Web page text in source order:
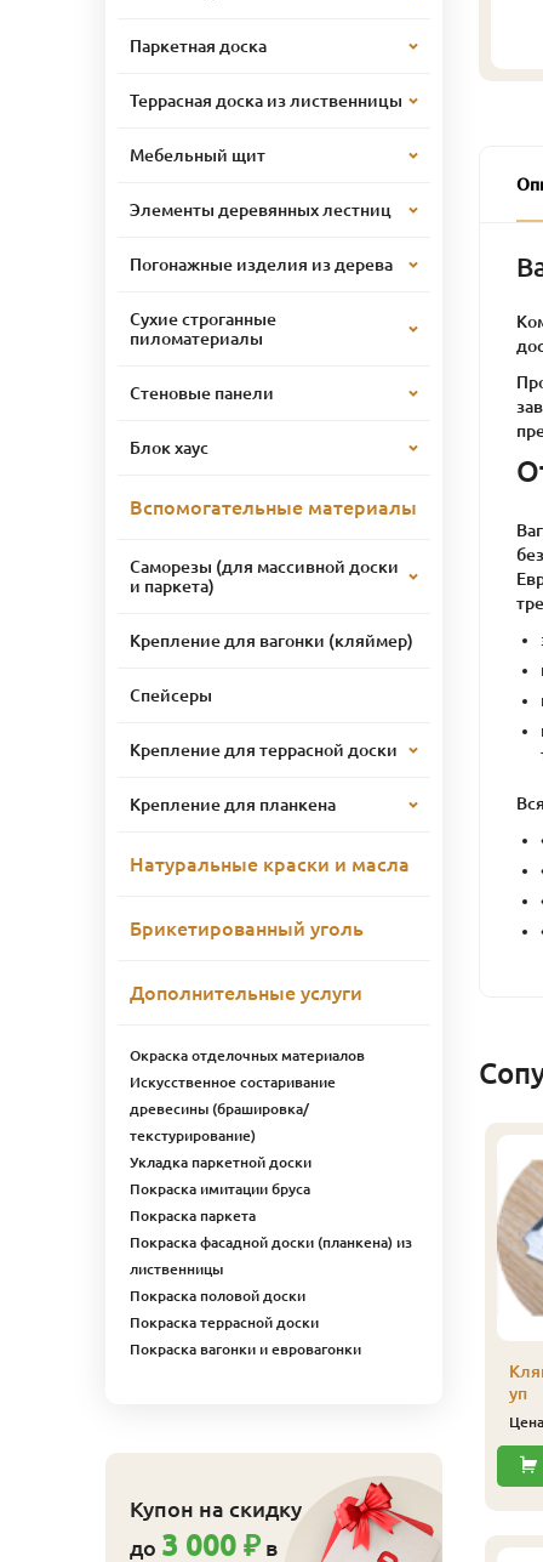
Купить
уп
Цена
Паркетная доска
Террасная доска из лиственницы
Мебельный щит
Элементы деревянных лестниц
Погонажные изделия из дерева
Сухие строганные
пиломатериалы
Стеновые панели
Блок хаус
Вспомогательные материалы
Саморезы (для массивной доски
и паркета)
Крепление для вагонки (кляймер)
Спейсеры
Крепление для террасной доски
Крепление для планкена
Натуральные краски и масла
Брикетированный уголь
Дополнительные услуги
Окраска отделочных материалов
Искусственное состаривание
древесины (брашировка/
текстурирование)
Укладка паркетной доски
Покраска имитации бруса
Покраска паркета
Покраска фасадной доски (планкена) из
лиственницы
Покраска половой доски
Покраска террасной доски
Покраска вагонки и евровагонки
Купон на скидку
до 3 000 ₽ в